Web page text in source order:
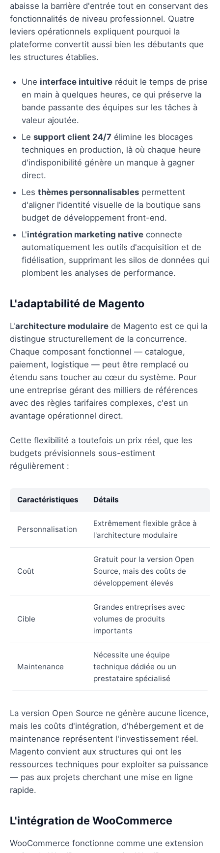
abaisse la barrière d'entrée tout en conservant des
fonctionnalités de niveau professionnel. Quatre
leviers opérationnels expliquent pourquoi la
plateforme convertit aussi bien les débutants que
les structures établies.
Une interface intuitive réduit le temps de prise
en main à quelques heures, ce qui préserve la
bande passante des équipes sur les tâches à
valeur ajoutée.
Le support client 24/7 élimine les blocages
techniques en production, là où chaque heure
d'indisponibilité génère un manque à gagner
direct.
Les thèmes personnalisables permettent
d'aligner l'identité visuelle de la boutique sans
budget de développement front-end.
L'intégration marketing native connecte
automatiquement les outils d'acquisition et de
fidélisation, supprimant les silos de données qui
plombent les analyses de performance.
L'adaptabilité de Magento
L'architecture modulaire de Magento est ce qui la
distingue structurellement de la concurrence.
Chaque composant fonctionnel — catalogue,
paiement, logistique — peut être remplacé ou
étendu sans toucher au cœur du système. Pour
une entreprise gérant des milliers de références
avec des règles tarifaires complexes, c'est un
avantage opérationnel direct.
Cette flexibilité a toutefois un prix réel, que les
budgets prévisionnels sous-estiment
régulièrement :
Caractéristiques Détails
Personnalisation
Extrêmement flexible grâce à
l'architecture modulaire
Coût
Gratuit pour la version Open
Source, mais des coûts de
développement élevés
Cible
Grandes entreprises avec
volumes de produits
importants
Maintenance
Nécessite une équipe
technique dédiée ou un
prestataire spécialisé
La version Open Source ne génère aucune licence,
mais les coûts d'intégration, d'hébergement et de
maintenance représentent l'investissement réel.
Magento convient aux structures qui ont les
ressources techniques pour exploiter sa puissance
— pas aux projets cherchant une mise en ligne
rapide.
L'intégration de WooCommerce
WooCommerce fonctionne comme une extension